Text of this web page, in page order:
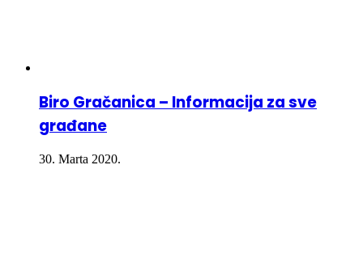
Biro Gračanica – Informacija za sve
građane
30. Marta 2020.